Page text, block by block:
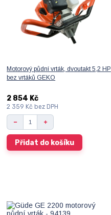
Motorový půdní vrták, dvoutakt 5,2 HP
bez vrtáků GEKO
2 854 Kč
2 359 Kč bez DPH
Přidat do košíku